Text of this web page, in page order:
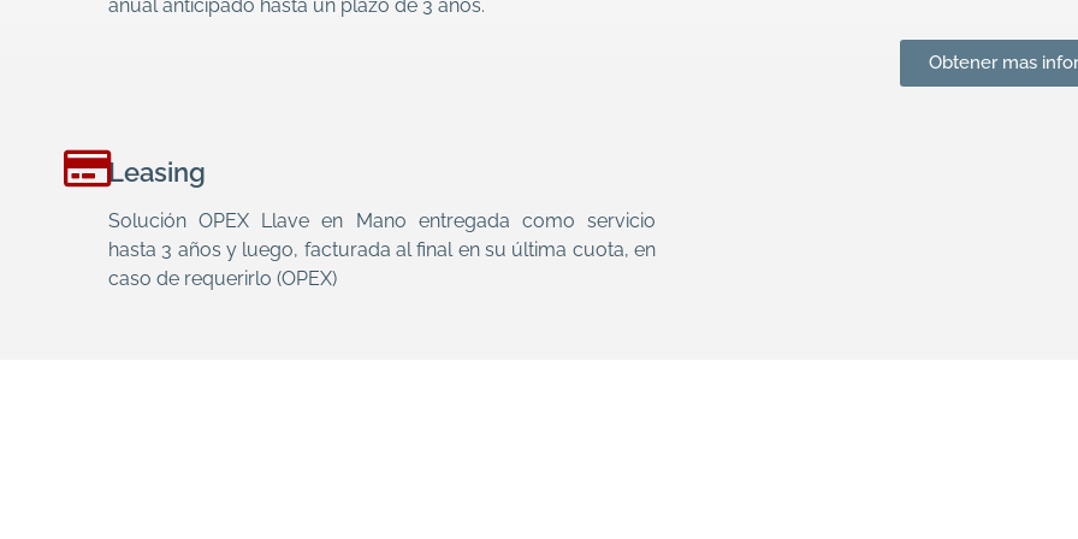
anual anticipado hasta un plazo de 3 años.
Obtener mas
Leasing
Solución OPEX Llave en Mano entregada como servicio
hasta 3 años y luego, facturada al final en su última cuota, en
caso de requerirlo (OPEX)